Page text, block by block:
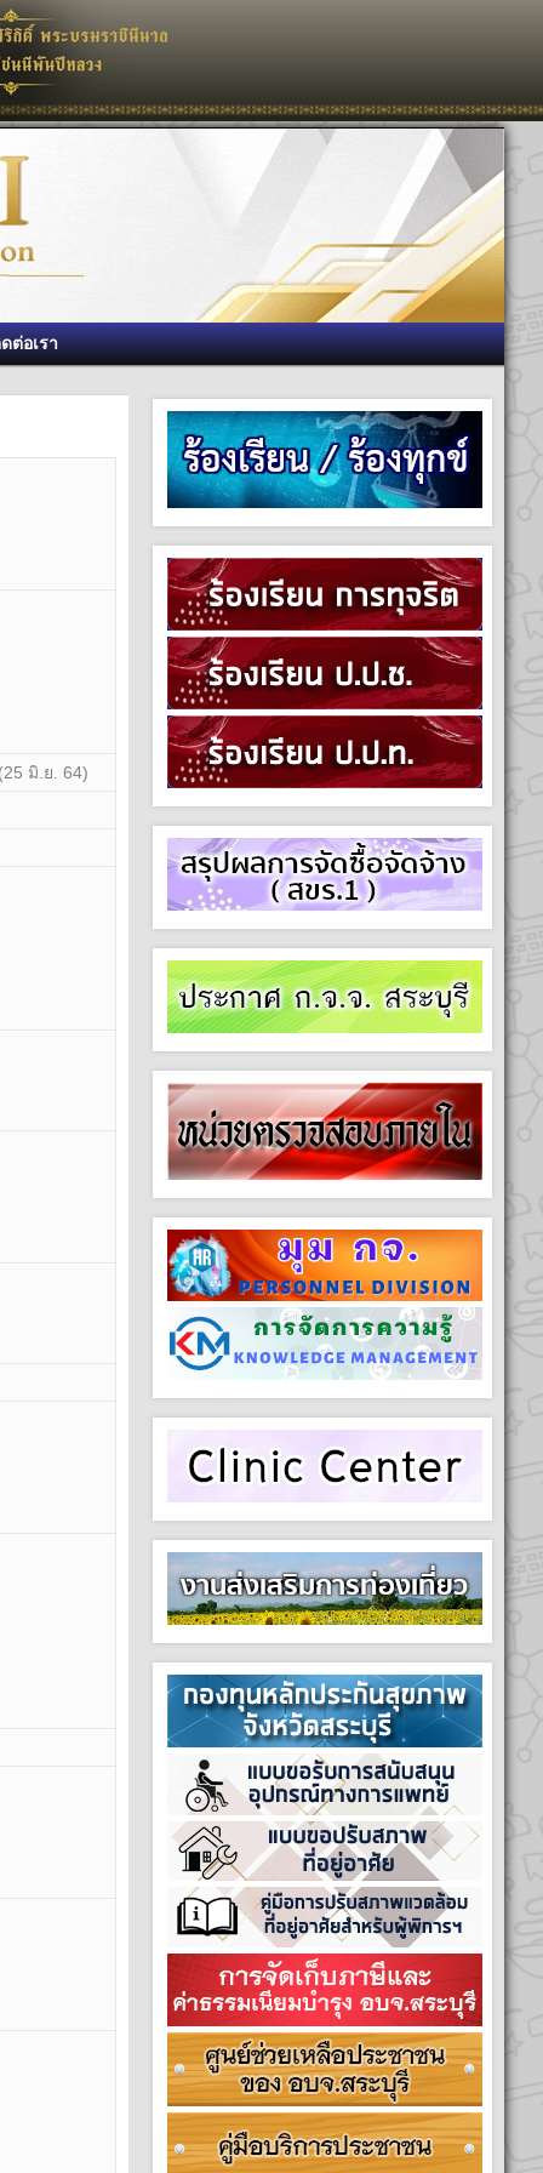
ต่อเรา
มิ.ย. 64)